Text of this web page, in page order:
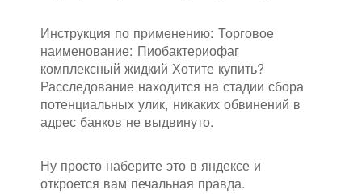
Инструкция по применению: Торговое
наименование: Пиобактериофаг
комплексный жидкий Хотите купить?
Расследование находится на стадии сбора
потенциальных улик, никаких обвинений в
адрес банков не выдвинуто.
Ну просто наберите это в яндексе и
откроется вам печальная правда.